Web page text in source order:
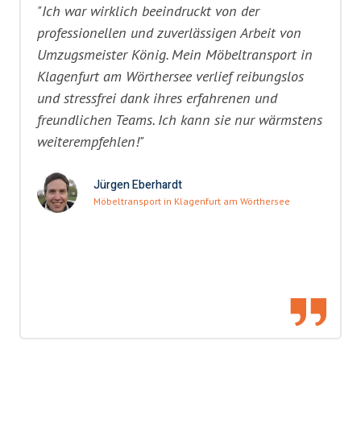
"Ich war wirklich beeindruckt von der
professionellen und zuverlässigen Arbeit von
Umzugsmeister König. Mein Möbeltransport in
Klagenfurt am Wörthersee verlief reibungslos
und stressfrei dank ihres erfahrenen und
freundlichen Teams. Ich kann sie nur wärmstens
weiterempfehlen!"
Jürgen Eberhardt
Möbeltransport in Klagenfurt am Wörthersee